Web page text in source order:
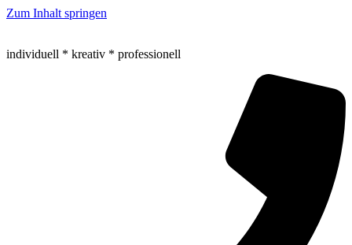
Zum Inhalt springen
individuell * kreativ * professionell